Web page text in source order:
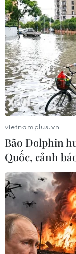
Tàu chiến Hàn
hiệu 'Top Gun
sau 16 năm
03/08/2026 06:34
Tổng Biên tập:
Phó Tổng Biên
THỦY
Sở hữu trí tuệ
vietnamplus.vn
Bão Dolphin
Quốc, cảnh